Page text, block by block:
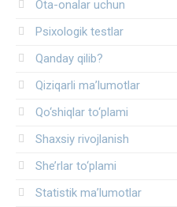
Ota-onalar uchun
Psixologik testlar
Qanday qilib?
Qiziqarli ma’lumotlar
Qo‘shiqlar to‘plami
Shaxsiy rivojlanish
She’rlar to‘plami
Statistik ma’lumotlar